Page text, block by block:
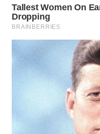
CIANJUR
WN
KEPULAUAN
SERIBU
WN
BINJAI